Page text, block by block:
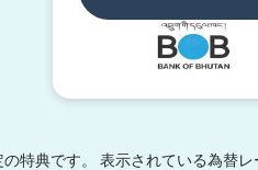
特典です。 表示されている為替